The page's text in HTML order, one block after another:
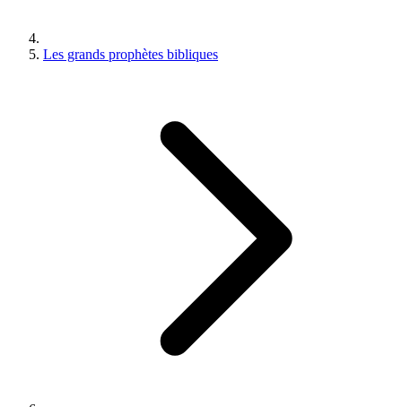
Les grands prophètes bibliques